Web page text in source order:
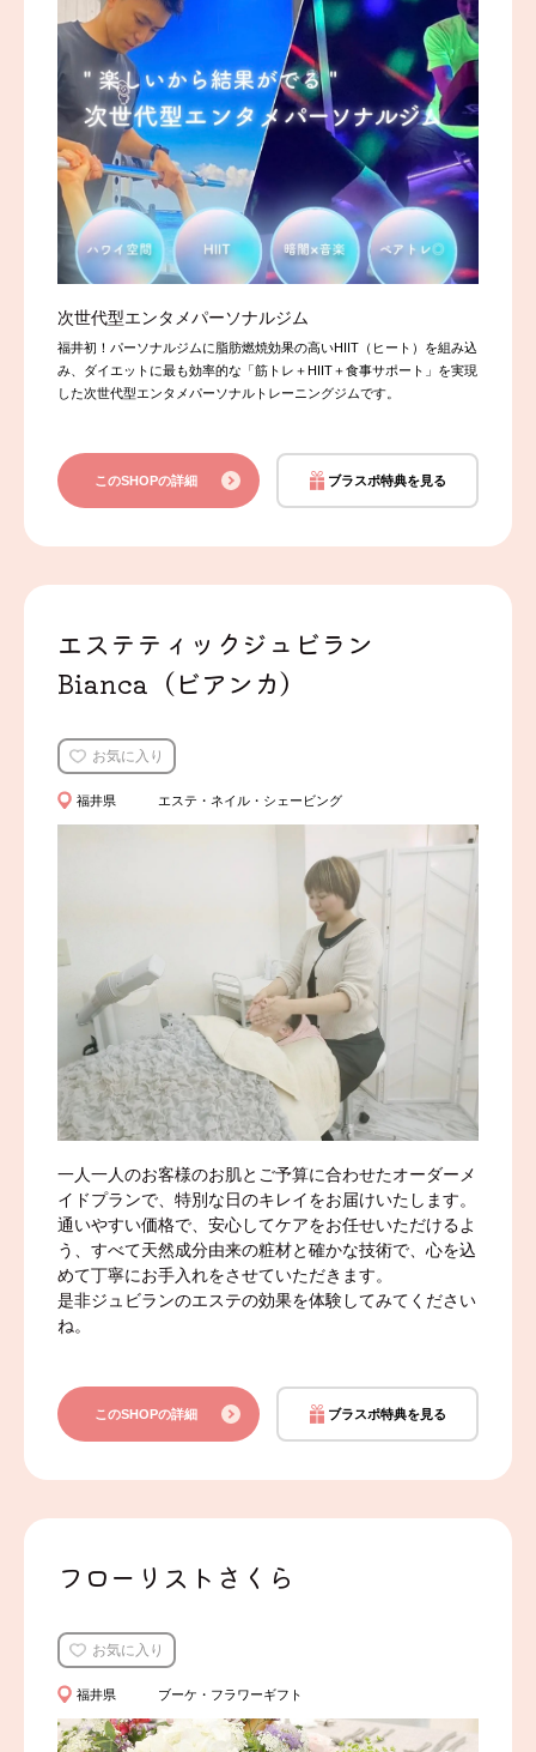
次世代型​エンタメパーソナルジム
福井初！パーソナルジムに脂肪燃焼効果の高いHIIT（ヒート）を組み込
み、ダイエットに最も効率的な「筋トレ＋HIIT＋食事サポート」を実現
した次世代型エンタメパーソナルトレーニングジムです。
このSHOPの詳細 ブラスポ特典を見る
エステティックジュビラン
Bianca（ビアンカ）
お気に入り
福井県 エステ・ネイル・シェービング
一人一人のお客様のお肌とご予算に合わせたオーダーメ
イドプランで、特別な日のキレイをお届けいたします。
通いやすい価格で、安心してケアをお任せいただけるよ
う、すべて天然成分由来の粧材と確かな技術で、心を込
めて丁寧にお手入れをさせていただきます。
是非ジュビランのエステの効果を体験してみてください
ね。
このSHOPの詳細 ブラスポ特典を見る
フローリストさくら
お気に入り
福井県 ブーケ・フラワーギフト